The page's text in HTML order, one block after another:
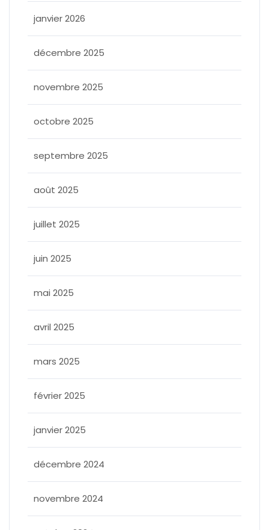
janvier 2026
décembre 2025
novembre 2025
octobre 2025
septembre 2025
août 2025
juillet 2025
juin 2025
mai 2025
avril 2025
mars 2025
février 2025
janvier 2025
décembre 2024
novembre 2024